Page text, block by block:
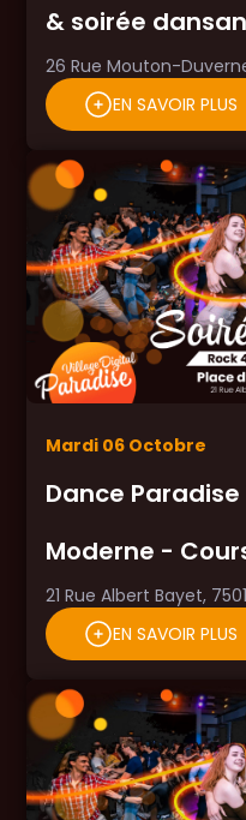
& soirée
26 Rue Mouton-
EN SAVOIR PLUS
Mardi 06 Octobre
Dance Paradise
Moderne -
21 Rue Albert Bayet,
EN SAVOIR PLUS